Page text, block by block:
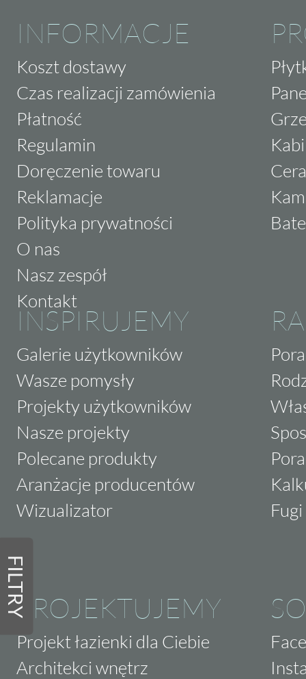
FILTRY
INFORMACJE
Koszt dostawy
Czas realizacji zamówienia
Płatność
Regulamin
Doręczenie towaru
Reklamacje
Polityka prywatności
O nas
Nasz zespół
Kontakt
INSPIRUJEMY
Galerie użytkowników
Wasze pomysły
Projekty użytkowników
Nasze projekty
Polecane produkty
Aranżacje producentów
Wizualizator
PROJEKTUJEMY
Projekt łazienki dla Ciebie
Architekci wnętrz